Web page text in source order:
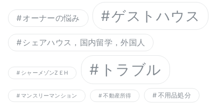
オーナーの悩み ゲストハウス
シェアハウス，国内留学，外国人
シャーメゾンZＥH トラブル
マンスリーマンション 不動産所得 不用品処分